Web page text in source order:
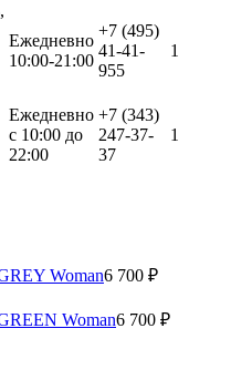
Ежедневно
10:00-21:00
+7 (495)
41-41-
955
1
Ежедневно
с 10:00 до
22:00
+7 (343)
247-37-
37
1
Woman6 700 ₽
Woman6 700 ₽